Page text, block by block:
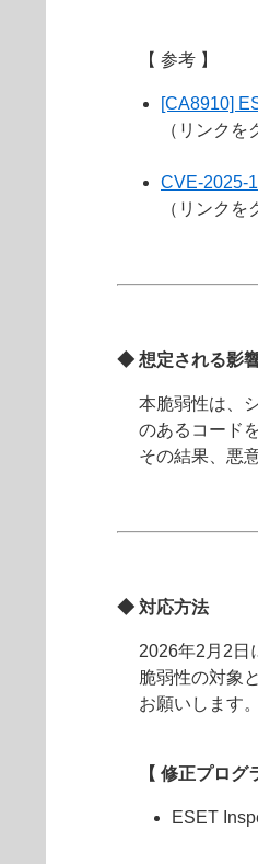
【 参考 】
[CA8910]
（リンク
CVE-2025-
（リンク
◆ 想定される影
本脆弱性は、
のあるコード
その結果、悪
◆ 対応方法
2026年2月2日
脆弱性の対象
お願いします。
【 修正プログ
ESET